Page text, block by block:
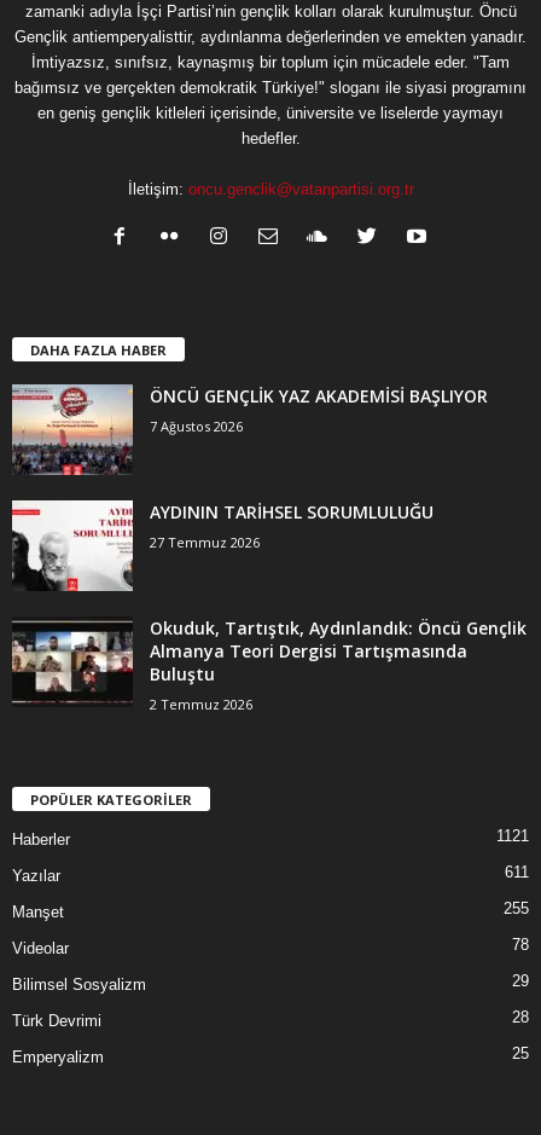
zamanki adıyla İşçi Partisi’nin gençlik kolları olarak kurulmuştur. Öncü
Gençlik antiemperyalisttir, aydınlanma değerlerinden ve emekten yanadır.
İmtiyazsız, sınıfsız, kaynaşmış bir toplum için mücadele eder. "Tam
bağımsız ve gerçekten demokratik Türkiye!" sloganı ile siyasi programını
en geniş gençlik kitleleri içerisinde, üniversite ve liselerde yaymayı
hedefler.
İletişim: oncu.genclik@vatanpartisi.org.tr
DAHA FAZLA HABER
ÖNCÜ GENÇLİK YAZ AKADEMİSİ BAŞLIYOR
7 Ağustos 2026
AYDININ TARİHSEL SORUMLULUĞU
27 Temmuz 2026
Okuduk, Tartıştık, Aydınlandık: Öncü Gençlik
Almanya Teori Dergisi Tartışmasında
Buluştu
2 Temmuz 2026
POPÜLER KATEGORİLER
Haberler 1121
Yazılar 611
Manşet 255
Videolar 78
Bilimsel Sosyalizm 29
Türk Devrimi 28
Emperyalizm 25